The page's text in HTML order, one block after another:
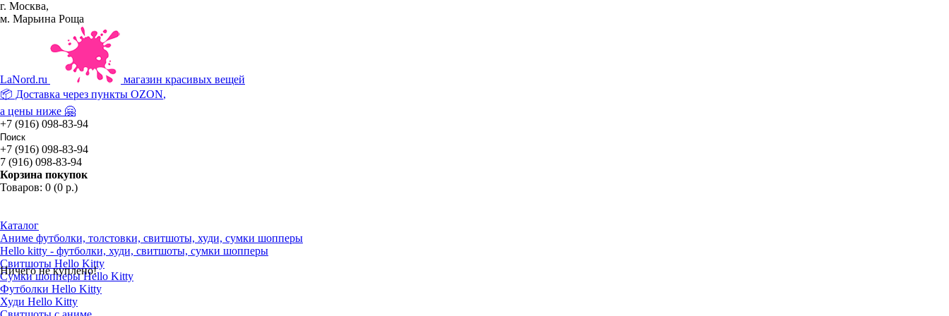
г. Москва,
м. Марьина Роща
LaNord.ru
магазин красивых вещей
📦 Доставка через пункты OZON,
а цены ниже 🤗
+7 (916) 098-83-94
+7 (916) 098-83-94
7 (916) 098-83-94
Корзина покупок
Товаров: 0 (0 р.)
Ничего не куплено!
Каталог
Аниме футболки, толстовки, свитшоты, худи, сумки шопперы
Hello kitty - футболки, худи, свитшоты, сумки шопперы
Свитшоты Hello Kitty
Сумки шопперы Hello Kitty
Футболки Hello Kitty
Худи Hello Kitty